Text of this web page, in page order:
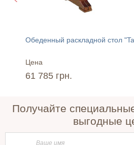
Обеденный раскладной стол
Цена
61 785 грн.
Получайте
выгодные